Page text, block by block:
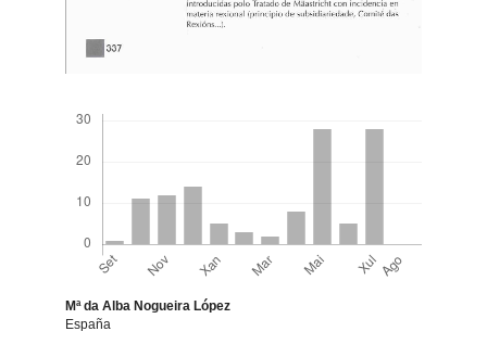
Mª da Alba Nogueira López
España